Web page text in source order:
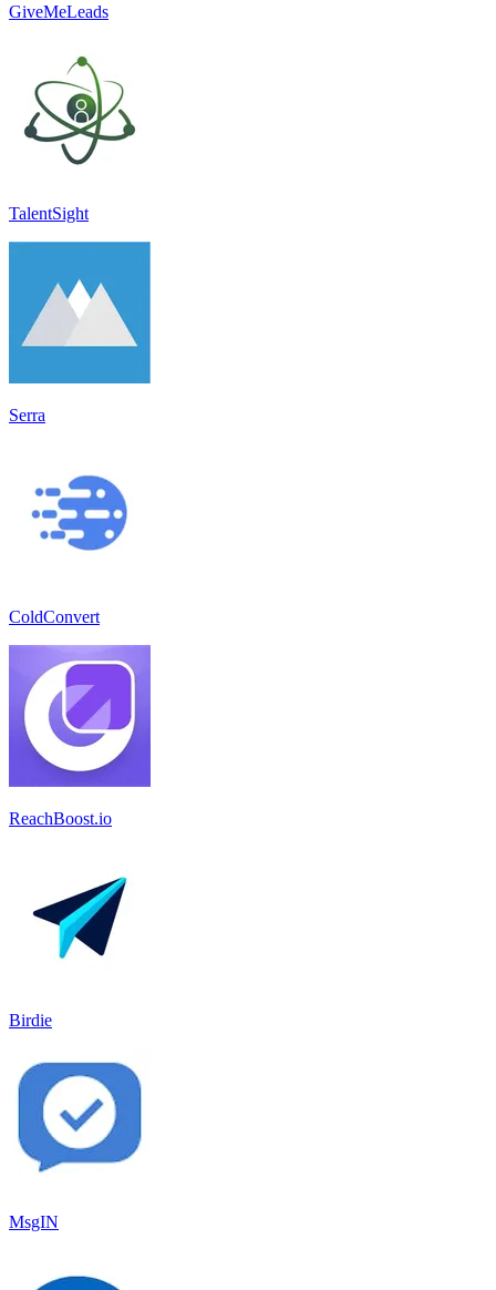
GiveMeLeads
TalentSight
Serra
ColdConvert
ReachBoost.io
Birdie
MsgIN